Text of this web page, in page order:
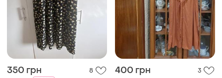
350 грн
-13%
Primark
Сукня primark
XL-XXL
400 грн 3
Hema
Сукня жіноча hema
L і ще 1